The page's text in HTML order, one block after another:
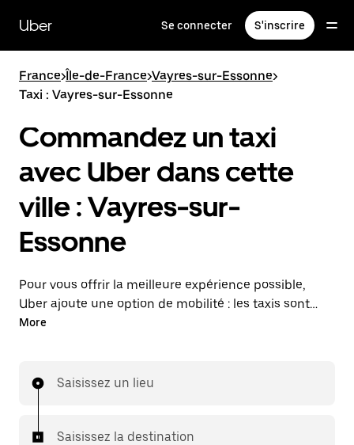
contenu
principal
Uber Se connecter S'inscrire
France>Île-de-France>Vayres-sur-Essonne>
Taxi : Vayres-sur-Essonne
Commandez un taxi
avec Uber dans cette
ville : Vayres-sur-
Essonne
Pour vous offrir la meilleure expérience possible,
Uber ajoute une option de mobilité : les taxis sont
maintenant disponibles dans l'application. Uber Taxi :
More
Saisissez un lieu
Saisissez la destination